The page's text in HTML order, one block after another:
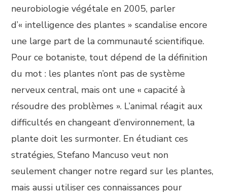
neurobiologie végétale en 2005, parler
d’« intelligence des plantes » scandalise encore
une large part de la communauté scientifique.
Pour ce botaniste, tout dépend de la définition
du mot : les plantes n’ont pas de système
nerveux central, mais ont une « capacité à
résoudre des problèmes ». L’animal réagit aux
difficultés en changeant d’environnement, la
plante doit les surmonter. En étudiant ces
stratégies, Stefano Mancuso veut non
seulement changer notre regard sur les plantes,
mais aussi utiliser ces connaissances pour